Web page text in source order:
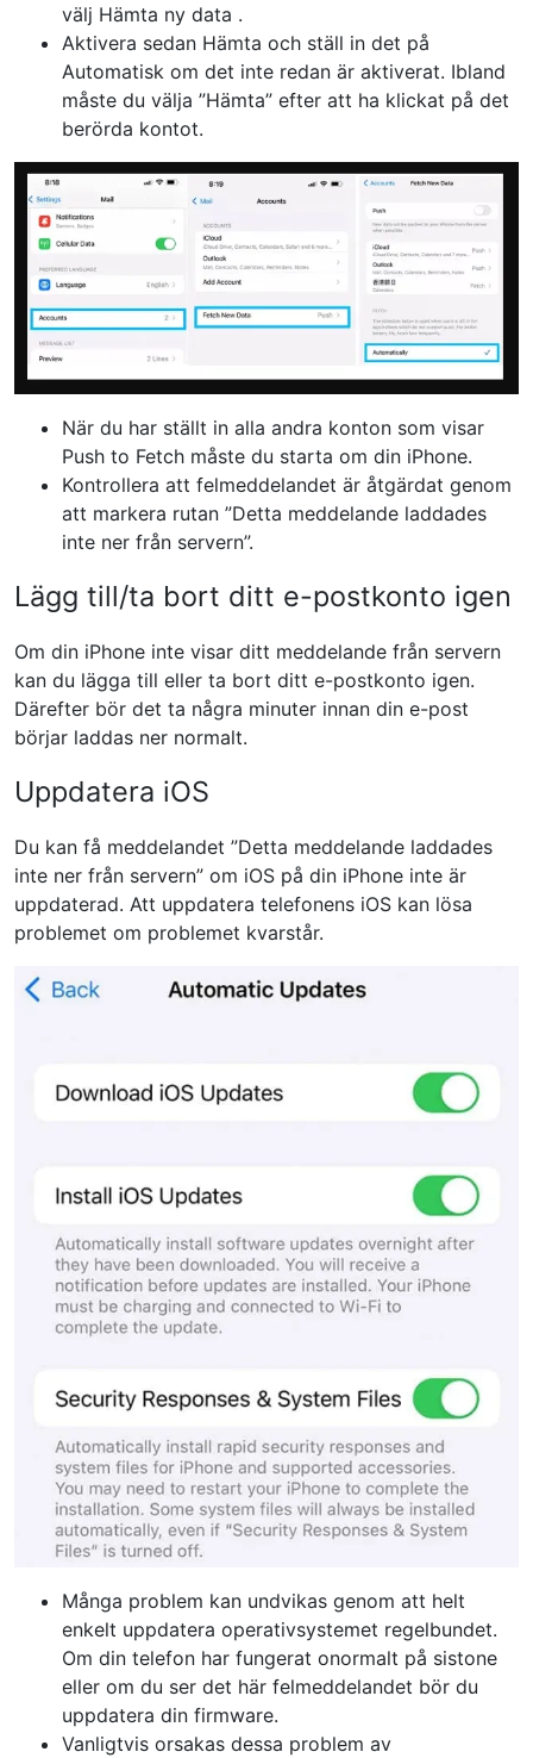
välj Hämta ny data .
Aktivera sedan Hämta och ställ in det på
Automatisk om det inte redan är aktiverat. Ibland
måste du välja ”Hämta” efter att ha klickat på det
berörda kontot.
När du har ställt in alla andra konton som visar
Push to Fetch måste du starta om din iPhone.
Kontrollera att felmeddelandet är åtgärdat genom
att markera rutan ”Detta meddelande laddades
inte ner från servern”.
Lägg till/ta bort ditt e-postkonto igen
Om din iPhone inte visar ditt meddelande från servern
kan du lägga till eller ta bort ditt e-postkonto igen.
Därefter bör det ta några minuter innan din e-post
börjar laddas ner normalt.
Uppdatera iOS
Du kan få meddelandet ”Detta meddelande laddades
inte ner från servern” om iOS på din iPhone inte är
uppdaterad. Att uppdatera telefonens iOS kan lösa
problemet om problemet kvarstår.
Många problem kan undvikas genom att helt
enkelt uppdatera operativsystemet regelbundet.
Om din telefon har fungerat onormalt på sistone
eller om du ser det här felmeddelandet bör du
uppdatera din firmware.
Vanligtvis orsakas dessa problem av